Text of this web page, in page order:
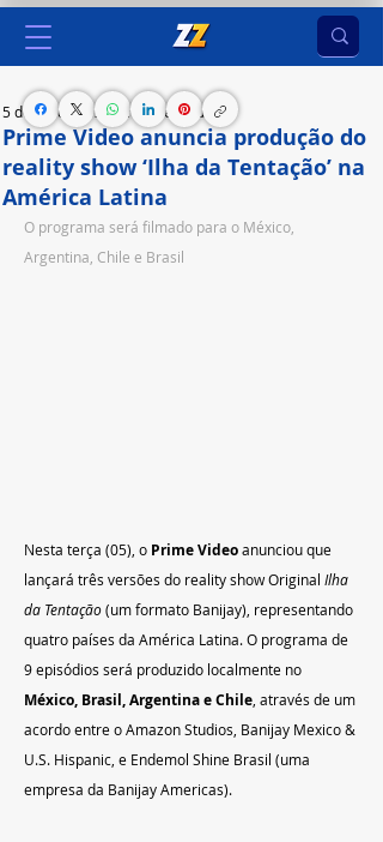
Prime Video anuncia produção do
reality show ‘Ilha da Tentação’ na
América Latina
5 de jul. de 20232 min de leitura
O programa será filmado para o México,
Argentina, Chile e Brasil
Nesta terça (05), o Prime Video anunciou que
lançará três versões do reality show Original Ilha
da Tentação (um formato Banijay), representando
quatro países da América Latina. O programa de
9 episódios será produzido localmente no
México, Brasil, Argentina e Chile , através de um
acordo entre o Amazon Studios, Banijay Mexico &
U.S. Hispanic, e Endemol Shine Brasil (uma
empresa da Banijay Americas).